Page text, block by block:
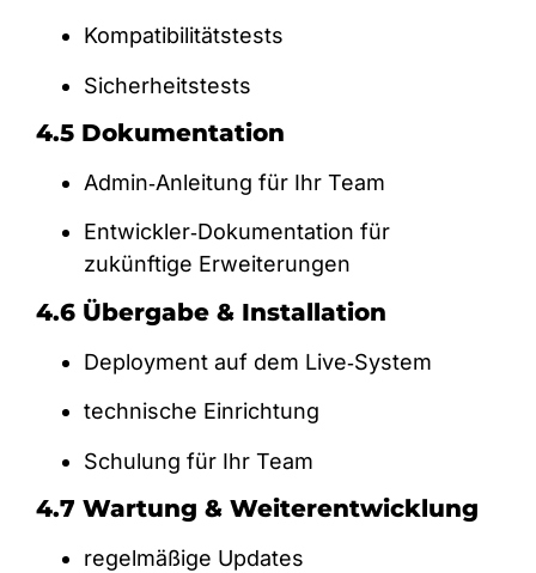
Kompatibilitätstests
Sicherheitstests
4.5 Dokumentation
Admin‑Anleitung für Ihr Team
Entwickler‑Dokumentation für
zukünftige Erweiterungen
4.6 Übergabe & Installation
Deployment auf dem Live‑System
technische Einrichtung
Schulung für Ihr Team
4.7 Wartung & Weiterentwicklung
regelmäßige Updates